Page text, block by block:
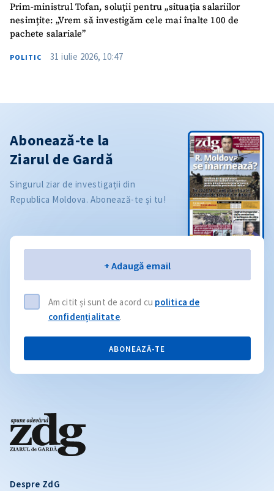
Prim-ministrul Tofan, soluții pentru „situația salariilor
nesimțite: „Vrem să investigăm cele mai înalte 100 de
pachete salariale”
POLITIC 31 iulie 2026, 10:47
Despre ZdG
Abonează-te la
Ziarul de Gardă
Singurul ziar de investigații din
Republica Moldova. Abonează-te și tu!
+ Adaugă email
Am citit și sunt de acord cu politica de
confidențialitate.
ABONEAZĂ-TE